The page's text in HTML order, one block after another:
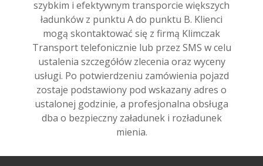
szybkim i efektywnym transporcie większych
ładunków z punktu A do punktu B. Klienci
mogą skontaktować się z firmą Klimczak
Transport telefonicznie lub przez SMS w celu
ustalenia szczegółów zlecenia oraz wyceny
usługi. Po potwierdzeniu zamówienia pojazd
zostaje podstawiony pod wskazany adres o
ustalonej godzinie, a profesjonalna obsługa
dba o bezpieczny załadunek i rozładunek
mienia.